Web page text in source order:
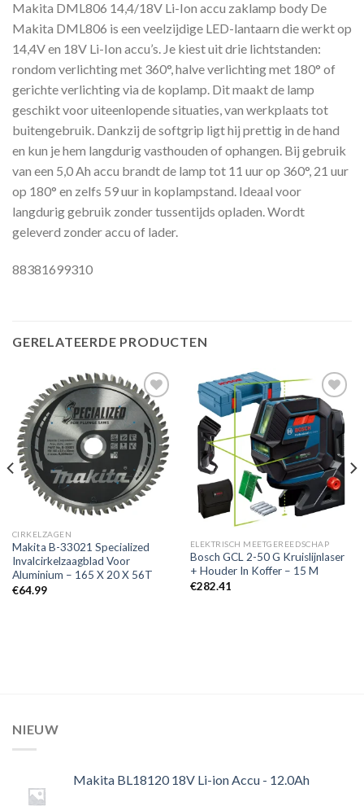
Makita DML806 14,4/18V Li-Ion accu zaklamp body De
Makita DML806 is een veelzijdige LED-lantaarn die werkt op
14,4V en 18V Li-Ion accu’s. Je kiest uit drie lichtstanden:
rondom verlichting met 360°, halve verlichting met 180° of
gerichte verlichting via de koplamp. Dit maakt de lamp
geschikt voor uiteenlopende situaties, van werkplaats tot
buitengebruik. Dankzij de softgrip ligt hij prettig in de hand
en kun je hem langdurig vasthouden of ophangen. Bij gebruik
van een 5,0 Ah accu brandt de lamp tot 11 uur op 360°, 21 uur
op 180° en zelfs 59 uur in koplampstand. Ideaal voor
langdurig gebruik zonder tussentijds opladen. Wordt
geleverd zonder accu of lader.
88381699310
GERELATEERDE PRODUCTEN
Toevoegen
aan
verlanglijst
CIRKELZAGEN
Makita B-33021 Specialized
Invalcirkelzaagblad Voor
Aluminium – 165 X 20 X 56T
€64.99
Toevoegen
aan
verlanglijst
ELEKTRISCH MEETGEREEDSCHAP
Bosch GCL 2-50 G Kruislijnlaser
+ Houder In Koffer – 15 M
€282.41
NIEUW
Makita BL18120 18V Li-ion Accu - 12.0Ah